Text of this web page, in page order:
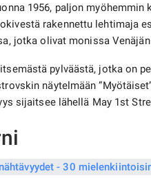
1956, paljon
rakennettu lehtimaja
jotka olivat monissa
pylväästä, jotka on
näytelmään
sijaitsee lähellä May 1st